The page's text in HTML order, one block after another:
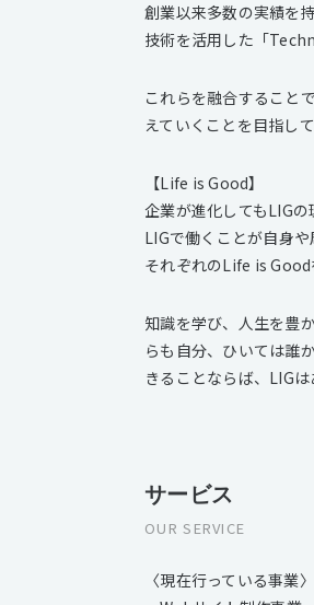
創業以来多数の実績を
技術を活用した「
これらを融合すること
えていくことを目指して
【Life is Good】
企業が進化してもLIG
LIGで働くことが自身
それぞれのLife is
知識を学び、人生を豊
らも自分、ひいては誰
きることならば、LIG
サービス
OUR SERVICE
〈現在行っている事業〉